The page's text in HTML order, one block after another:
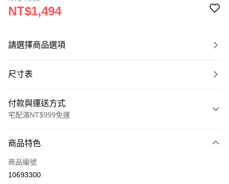
NT$1,494
請選擇商品選項
尺寸表
付款與運送方式
宅配滿NT$999免運
信用卡一次付款
LINE Pay
商品特色
商品編號
10693300